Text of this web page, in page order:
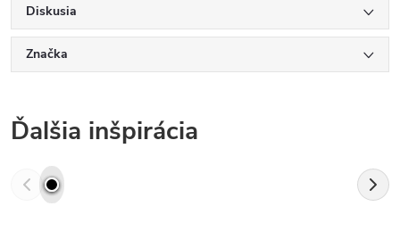
Diskusia
Značka
Ďalšia inšpirácia